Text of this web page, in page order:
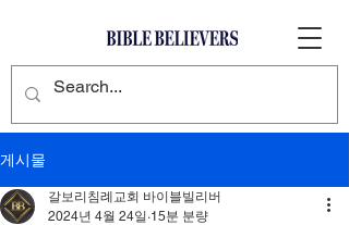
게시물
갈보리침례교회 바이블빌리버
2024년 4월 24일 15분 분량